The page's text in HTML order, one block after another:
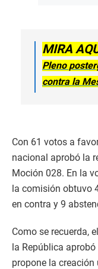
MIRA
Pleno
contra la
Con 61 votos a
nacional aprobó la
Moción 028. En la
la comisión obtuvo
en contra y 9
Como se recuerda,
la República
propone la